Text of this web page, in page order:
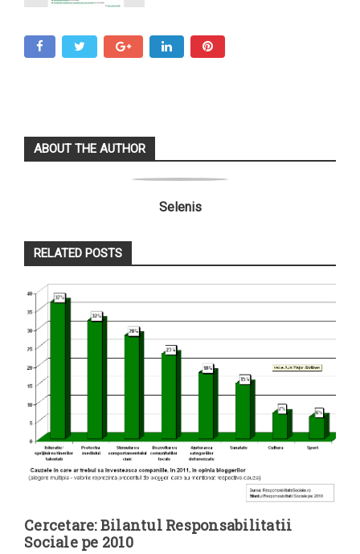
ABOUT THE AUTHOR
Selenis
RELATED POSTS
Cercetare: Bilantul Responsabilitatii
Sociale pe 2010